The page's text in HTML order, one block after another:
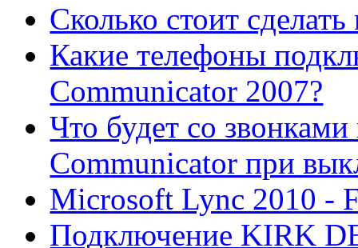
Сколько стоит
Какие телефоны
Communicator 2007?
Что будет со
Communicator при
Microsoft Lync 2010 -
Подключение KIRK